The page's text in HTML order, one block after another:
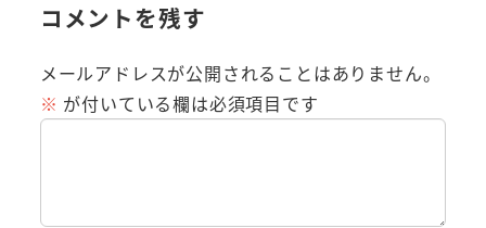
コメントを残す
メールアドレスが公開されることはありません。
※ が付いている欄は必須項目です